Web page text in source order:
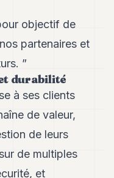
objectif de
partenaires et
”
durabilité
à ses clients
de valeur,
de leurs
de multiples
et